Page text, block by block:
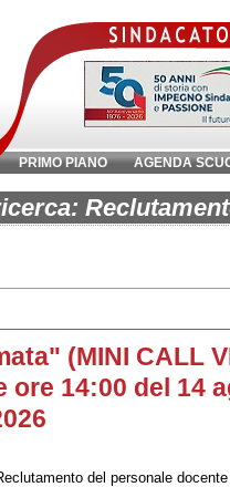
PRIMO PIANO AGENDA
chiave:
(MINI CALL
ore 14:00 del 14
del personale